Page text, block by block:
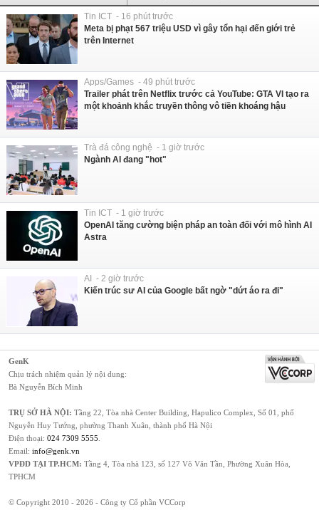
Tin ICT - 16 phút trước
Meta bị phạt 567 triệu USD vì gây tổn hại đến giới trẻ
trên Internet
Apps/Games - 49 phút trước
Trailer phát trên Netflix trước cả YouTube: GTA VI tạo ra
một khoảnh khắc truyền thông vô tiền khoáng hậu
Trà đá công nghệ - 1 giờ trước
Ngành AI đang "hot"
Tin ICT - 1 giờ trước
OpenAI tăng cường biện pháp an toàn đối với mô hình AI
Astra
AI - 2 giờ trước
Kiến trúc sư AI của Google bất ngờ "dứt áo ra đi"
GenK
Chịu trách nhiệm quản lý nội dung:
Bà Nguyễn Bích Minh
TRỤ SỞ HÀ NỘI: Tầng 22, Tòa nhà Center Building, Hapulico Complex, Số 01, phố
Nguyễn Huy Tưởng, phường Thanh Xuân, thành phố Hà Nội
Điện thoại: 024 7309 5555
Email: info@genk.vn
VPĐD TẠI TP.HCM: Tầng 4, Tòa nhà 123, số 127 Võ Văn Tần, Phường Xuân Hòa,
TPHCM
© Copyright 2010 - 2026 - Công ty Cổ phần VCCorp